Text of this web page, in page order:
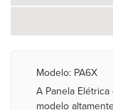
Modelo: PA6X
A Panela
modelo